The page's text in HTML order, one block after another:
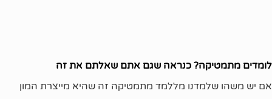
לומדים מתמטיקה? כנראה שגם אתם שאלתם את זה
אם יש משהו שלמדנו מללמד מתמטיקה זה שהיא מייצרת המון